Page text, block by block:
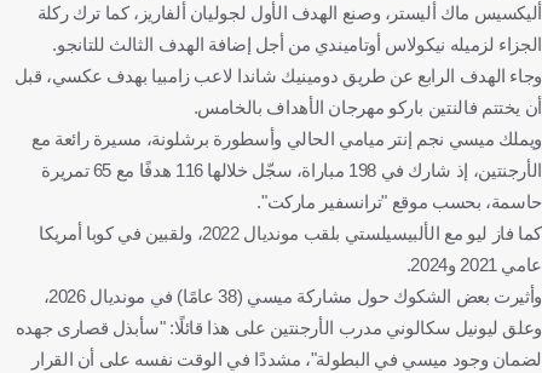
أليكسيس ماك أليستر، وصنع الهدف الأول لجوليان ألفاريز، كما ترك ركلة
الجزاء لزميله نيكولاس أوتاميندي من أجل إضافة الهدف الثالث للتانجو.
وجاء الهدف الرابع عن طريق دومينيك شاندا لاعب زامبيا بهدف عكسي، قبل
أن يختتم فالنتين باركو مهرجان الأهداف بالخامس.
ويملك ميسي نجم إنتر ميامي الحالي وأسطورة برشلونة، مسيرة رائعة مع
الأرجنتين، إذ شارك في 198 مباراة، سجّل خلالها 116 هدفًا مع 65 تمريرة
حاسمة، بحسب موقع "ترانسفير ماركت".
كما فاز ليو مع الألبيسيلستي بلقب مونديال 2022، ولقبين في كوبا أمريكا
عامي 2021 و2024.
وأثيرت بعض الشكوك حول مشاركة ميسي (38 عامًا) في مونديال 2026،
وعلق ليونيل سكالوني مدرب الأرجنتين على هذا قائلًا: "سأبذل قصارى جهده
لضمان وجود ميسي في البطولة"، مشددًا في الوقت نفسه على أن القرار